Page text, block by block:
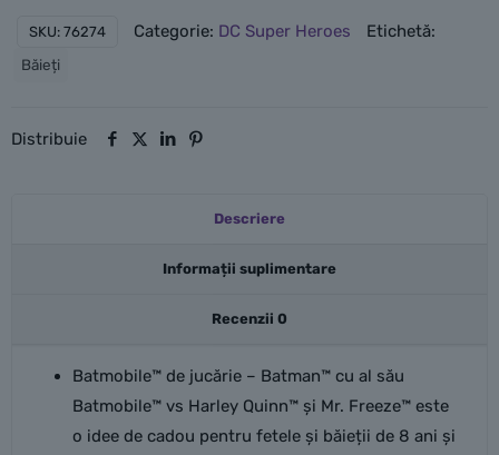
SKU: 76274 Categorie: DC Super Heroes Etichetă:
Băieți
Distribuie
Descriere
Informații suplimentare
Recenzii 0
Batmobile™ de jucărie – Batman™ cu al său
Batmobile™ vs Harley Quinn™ și Mr. Freeze™ este
o idee de cadou pentru fetele și băieții de 8 ani și